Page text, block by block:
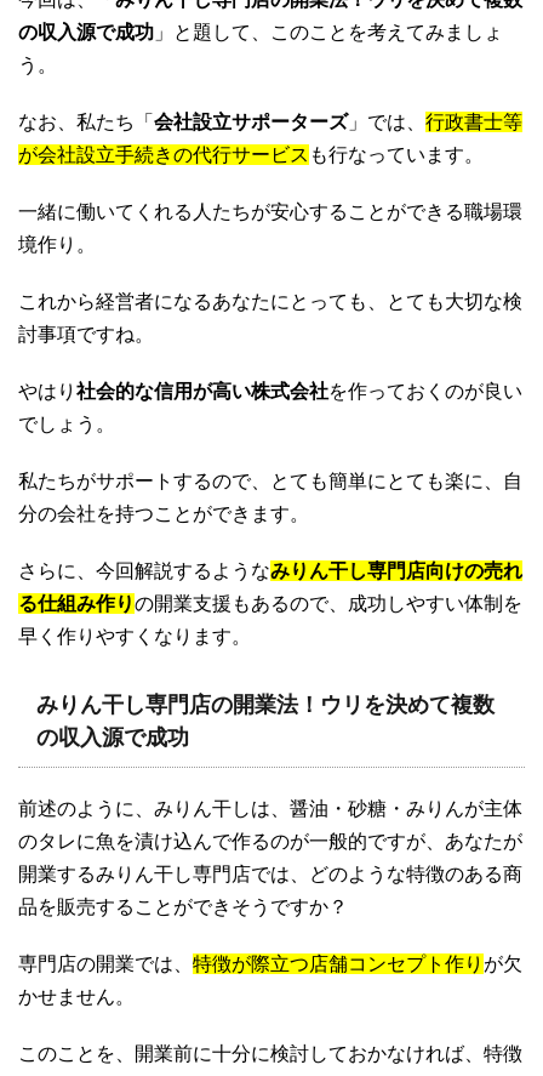
の収入源で成功 」と題して、このことを考えてみましょ
う。
なお、私たち「 会社設立サポーターズ」では、 行政書士等
が会社設立手続きの代行サービス も行なっています。
一緒に働いてくれる人たちが安心することができる職場環
境作り。
これから経営者になるあなたにとっても、とても大切な検
討事項ですね。
やはり 社会的な信用が高い株式会社を作っておくのが良い
でしょう。
私たちがサポートするので、とても簡単にとても楽に、自
分の会社を持つことができます。
さらに、今回解説するようなみりん干し専門店向けの売れ
る仕組み作りの開業支援もあるので、成功しやすい体制を
早く作りやすくなります。
みりん干し専門店の開業法！ウリを決めて複数
の収入源で成功
前述のように、みりん干しは、醤油・砂糖・みりんが主体
のタレに魚を漬け込んで作るのが一般的ですが、あなたが
開業するみりん干し専門店では、どのような特徴のある商
品を販売することができそうですか？
専門店の開業では、 特徴が際立つ店舗コンセプト作り が欠
かせません。
このことを、開業前に十分に検討しておかなければ、特徴